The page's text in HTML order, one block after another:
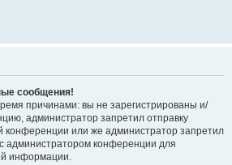
сообщения!
причинами: вы не зарегистрированы и/
администратор запретил отправку
конференции или же администратор запретил
администратором конференции для
информации.